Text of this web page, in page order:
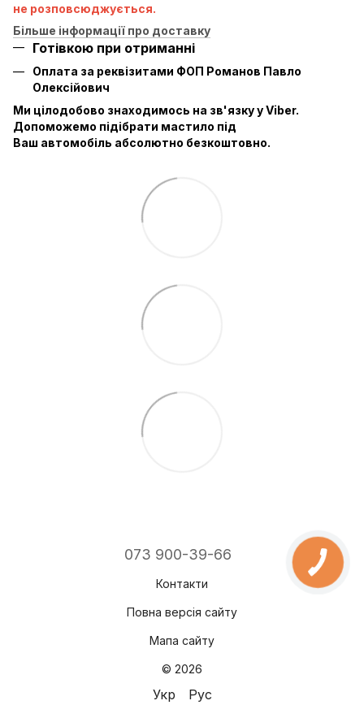
не розповсюджується.
Більше інформації про доставку
Готівкою при отриманні
Оплата за реквізитами ФОП Романов Павло
Олексійович
Ми цілодобово знаходимось на зв'язку у Viber.
Допоможемо підібрати мастило під
Ваш автомобіль абсолютно безкоштовно.
073 900-39-66
Контакти
Повна версія сайту
Мапа сайту
© 2026
Укр Рус